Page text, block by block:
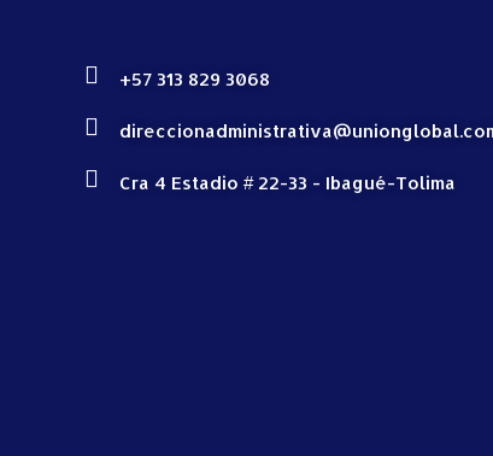
+57 313 829 3068
Cra 4 Estadio # 22-33 - Ibagué-Tolima